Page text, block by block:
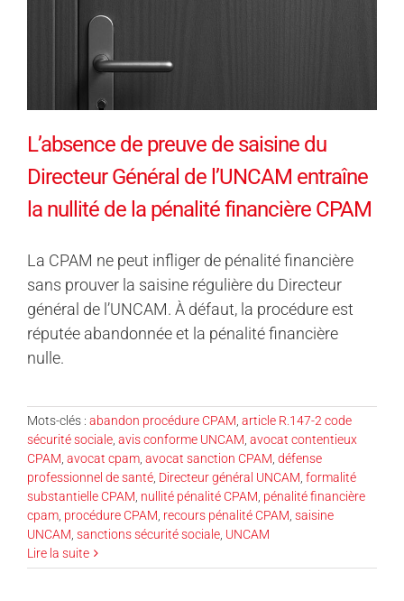
L’absence de preuve de saisine du
Directeur Général de l’UNCAM entraîne
la nullité de la pénalité financière CPAM
La CPAM ne peut infliger de pénalité financière
sans prouver la saisine régulière du Directeur
général de l’UNCAM. À défaut, la procédure est
réputée abandonnée et la pénalité financière
nulle.
Mots-clés : abandon procédure CPAM article R.147-2 code
sécurité sociale avis conforme UNCAM avocat contentieux
CPAM avocat cpam avocat sanction CPAM défense
professionnel de santé Directeur général UNCAM formalité
substantielle CPAM nullité pénalité CPAM pénalité financière
cpam procédure CPAM recours pénalité CPAM saisine
UNCAM sanctions sécurité sociale UNCAM
Lire la suite